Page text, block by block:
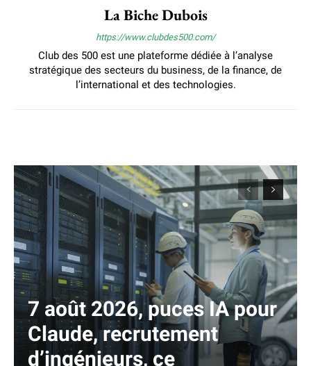
La Biche Dubois
https://www.clubdes500.com/
Club des 500 est une plateforme dédiée à l’analyse
stratégique des secteurs du business, de la finance, de
l’international et des technologies.
7 août 2026, puces IA pour
Claude, recrutement
d’ingénieurs, ce